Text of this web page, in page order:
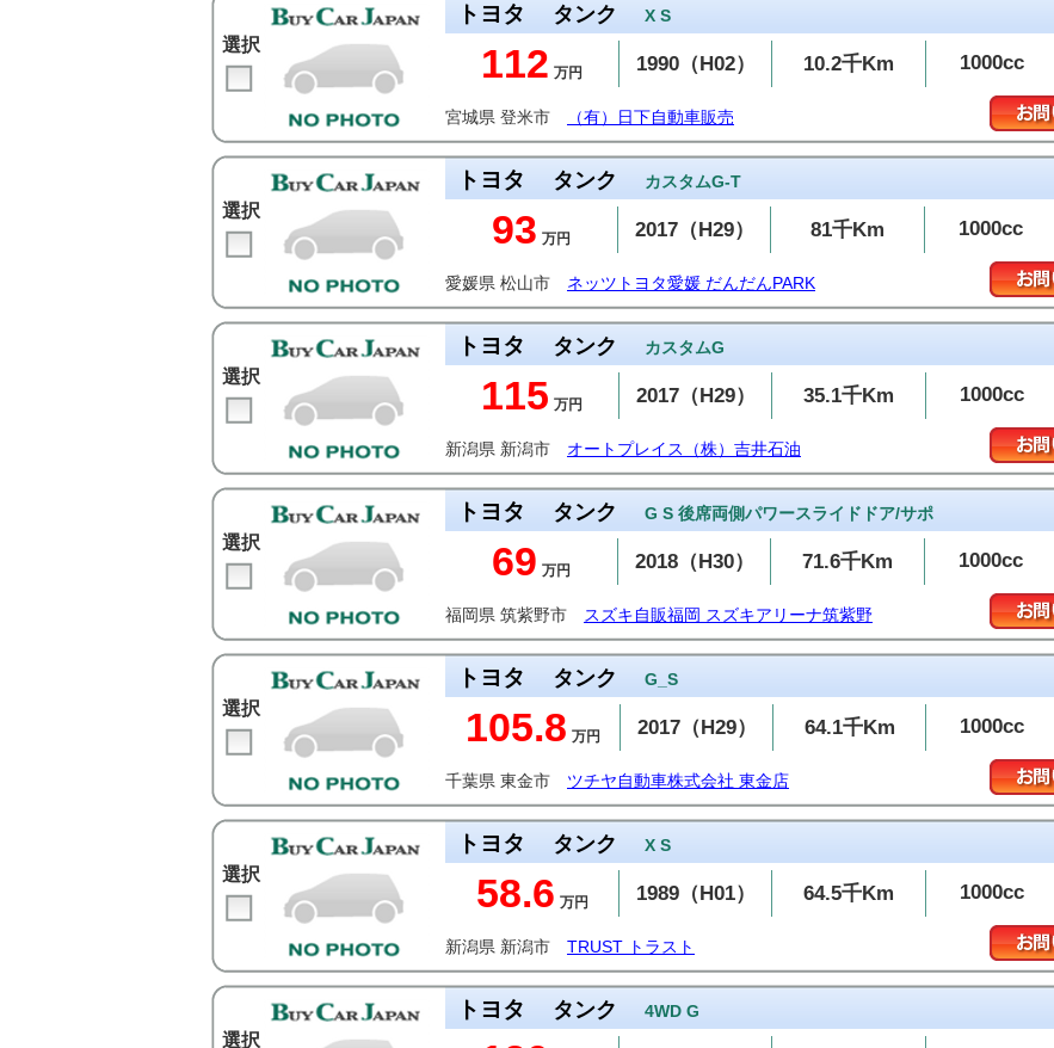
選択
トヨタ タンク X S
112 万円 1990（H02） 10.2千Km 1000cc
宮城県 登米市 （有）日下自動車販売
選択
トヨタ タンク カスタムG-T
93 万円 2017（H29） 81千Km 1000cc
愛媛県 松山市 ネッツトヨタ愛媛 だんだんPARK
選択
トヨタ タンク カスタムG
115 万円 2017（H29） 35.1千Km 1000cc
新潟県 新潟市 オートプレイス（株）吉井石油
選択
トヨタ タンク G S 後席両側パワースライドドア/サポ
69 万円 2018（H30） 71.6千Km 1000cc
福岡県 筑紫野市 スズキ自販福岡 スズキアリーナ筑紫野
選択
トヨタ タンク G_S
105.8 万円 2017（H29） 64.1千Km 1000cc
千葉県 東金市 ツチヤ自動車株式会社 東金店
選択
トヨタ タンク X S
58.6 万円 1989（H01） 64.5千Km 1000cc
新潟県 新潟市 TRUST トラスト
選択
トヨタ タンク 4WD G